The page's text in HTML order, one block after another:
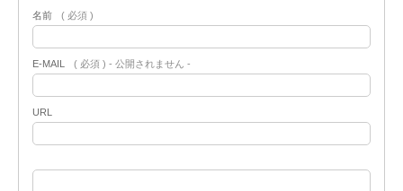
名前 ( 必須 )
E-MAIL ( 必須 ) - 公開されません -
URL